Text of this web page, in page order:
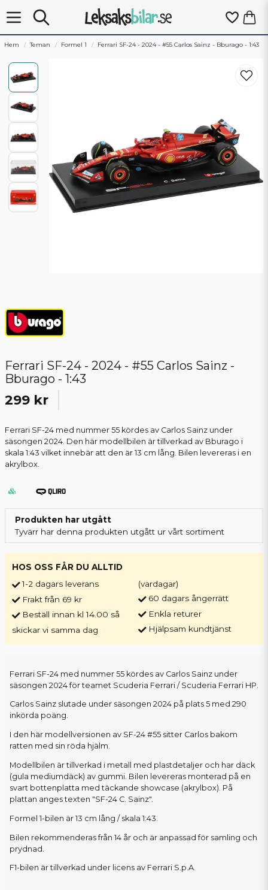
Hem Teman Formel 1 Ferrari SF-24 - 2024 - #55 Carlos Sainz - Bburago - 1:43
Ferrari SF-24 - 2024 - #55 Carlos Sainz -
Bburago - 1:43
299 kr
Ferrari SF-24 med nummer 55 kördes av Carlos Sainz under
säsongen 2024. Den här modellbilen är tillverkad av Bburago i
skala 1:43 vilket innebär att den är 13 cm lång. Bilen levereras i en
akrylbox.
Produkten har utgått
Tyvärr har denna produkten utgått ur vårt sortiment
HOS OSS FÅR DU ALLTID
1-2 dagars leverans
Frakt från 69 kr
Beställ innan kl 14.00 så
skickar vi samma dag
(vardagar)
60 dagars ångerrätt
Enkla returer
Hjälpsam kundtjänst
Ferrari SF-24 med nummer 55 kördes av Carlos Sainz under
säsongen 2024 för teamet Scuderia Ferrari / Scuderia Ferrari HP.
Carlos Sainz slutade under säsongen 2024 på plats 5 med 290
inkörda poäng.
I den här modellversionen av SF-24 #55 sitter Carlos bakom
ratten med sin röda hjälm.
Modellbilen är tillverkad i metall med plastdetaljer och har däck
(gula mediumdäck) av gummi. Bilen levereras monterad på en
svart bottenplatta med täckande showcase (akrylbox). På
plattan anges texten "SF-24 C. Sainz".
Formel 1-bilen är 13 cm lång / skala 1:43.
Bilen rekommenderas från 14 år och är anpassad för samling och
prydnad.
F1-bilen är tillverkad under licens av Ferrari S.p.A.